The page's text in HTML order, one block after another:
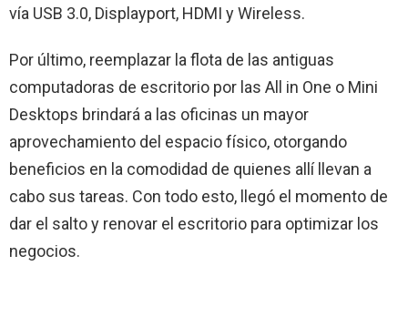
vía USB 3.0, Displayport, HDMI y Wireless.
Por último, reemplazar la flota de las antiguas
computadoras de escritorio por las All in One o Mini
Desktops brindará a las oficinas un mayor
aprovechamiento del espacio físico, otorgando
beneficios en la comodidad de quienes allí llevan a
cabo sus tareas. Con todo esto, llegó el momento de
dar el salto y renovar el escritorio para optimizar los
negocios.